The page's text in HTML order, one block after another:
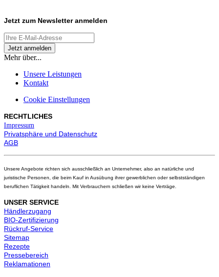
Jetzt zum Newsletter anmelden
Mehr über...
Unsere Leistungen
Kontakt
Cookie Einstellungen
RECHTLICHES
Impressum
Privatsphäre und Datenschutz
AGB
Unsere Angebote richten sich ausschließlich an Unternehmer, also an natürliche und
juristische Personen, die beim Kauf in Ausübung ihrer gewerblichen oder selbstständigen
beruflichen Tätigkeit handeln. Mit Verbrauchern schließen wir keine Verträge.
UNSER SERVICE
Händlerzugang
BIO-Zertifizierung
Rückruf-Service
Sitemap
Rezepte
Pressebereich
Reklamationen